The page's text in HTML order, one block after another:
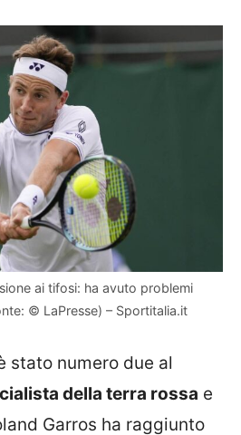
ai tifosi: ha avuto problemi
© LaPresse) – Sportitalia.it
stato numero due al
della terra rossa e
Garros ha raggiunto